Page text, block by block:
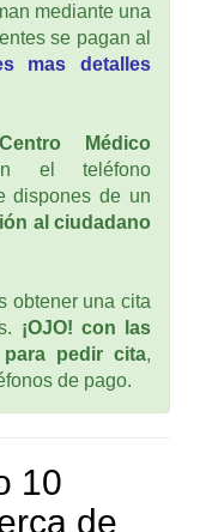
mediante una
se pagan al
mas detalles
Centro Médico
el teléfono
dispones de un
al ciudadano
obtener una cita
¡OJO! con las
pedir cita,
de pago.
10
de